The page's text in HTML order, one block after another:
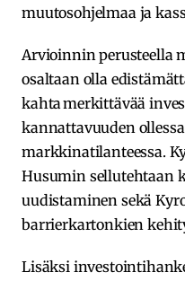
muutosohjelmaa ja
Arvioinnin perusteella
osaltaan olla
kahta merkittävää
kannattavuuden
markkinatilanteessa.
Husumin sellutehtaan
uudistaminen sekä
barrierkartonkien
Lisäksi